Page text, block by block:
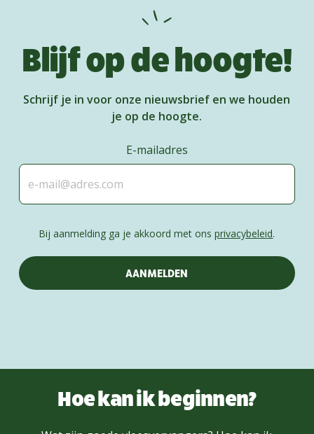
Blijf op de hoogte!
Schrijf je in voor onze nieuwsbrief en we houden
je op de hoogte.
E-mailadres
Bij aanmelding ga je akkoord met onsprivacybeleid.
Hoe kan ik beginnen?